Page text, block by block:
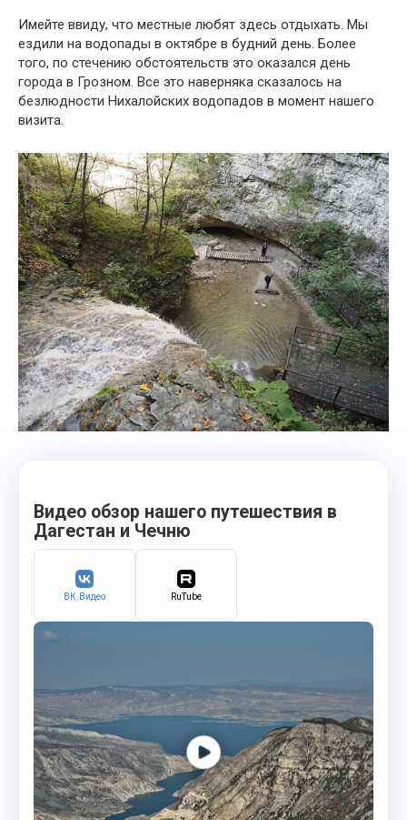
Имейте ввиду, что местные любят здесь отдыхать. Мы
ездили на водопады в октябре в будний день. Более
того, по стечению обстоятельств это оказался день
города в Грозном. Все это наверняка сказалось на
безлюдности Нихалойских водопадов в момент нашего
визита.
Видео обзор нашего путешествия в
Дагестан и Чечню
ВК.Видео RuTube